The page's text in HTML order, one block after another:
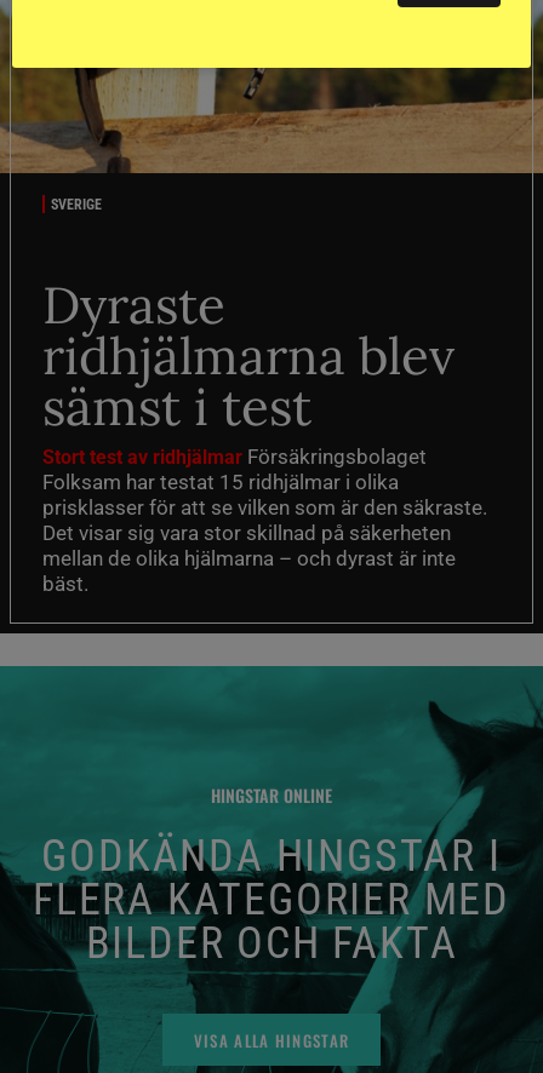
SVERIGE
Dyraste
ridhjälmarna blev
sämst i test
Stort test av ridhjälmar Försäkringsbolaget
Folksam har testat 15 ridhjälmar i olika
prisklasser för att se vilken som är den säkraste.
Det visar sig vara stor skillnad på säkerheten
mellan de olika hjälmarna – och dyrast är inte
bäst.
HINGSTAR ONLINE
GODKÄNDA HINGSTAR I
FLERA KATEGORIER MED
BILDER OCH FAKTA
VISA ALLA HINGSTAR